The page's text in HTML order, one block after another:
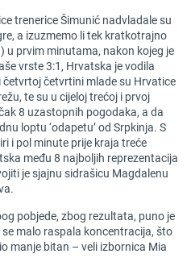
trenerice Šimunić nadvladale su
a izuzmemo li tek kratkotrajno
u prvim minutama, nakon kojeg je
vrste 3:1, Hrvatska je vodila
četvrtini mlade su Hrvatice
te su u cijeloj trećoj i prvoj
8 uzastopnih pogodaka, a da
loptu ‘odapetu’ od Srpkinja. S
i pol minute prije kraja treće
među 8 najboljih reprezentacija
je sjajnu sidrašicu Magdalenu
pobjede, zbog rezultata, puno je
malo raspala koncentracija, što
manje bitan – veli izbornica Mia